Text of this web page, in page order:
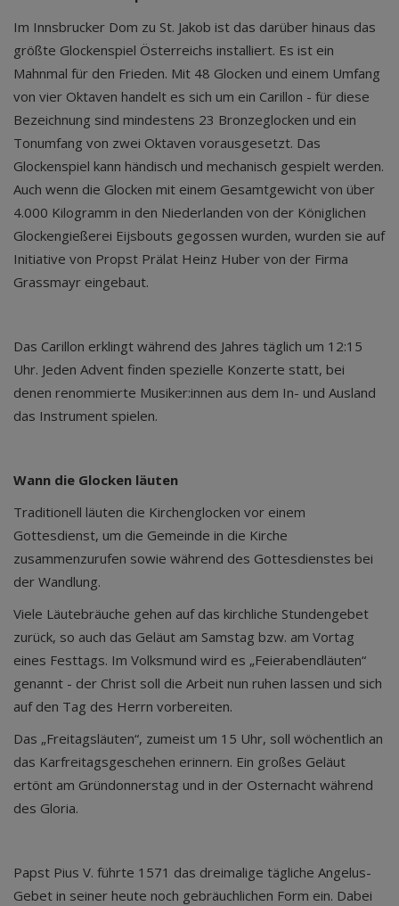
Im Innsbrucker Dom zu St. Jakob ist das darüber hinaus das
größte Glockenspiel Österreichs installiert. Es ist ein
Mahnmal für den Frieden. Mit 48 Glocken und einem Umfang
von vier Oktaven handelt es sich um ein Carillon - für diese
Bezeichnung sind mindestens 23 Bronzeglocken und ein
Tonumfang von zwei Oktaven vorausgesetzt. Das
Glockenspiel kann händisch und mechanisch gespielt werden.
Auch wenn die Glocken mit einem Gesamtgewicht von über
4.000 Kilogramm in den Niederlanden von der Königlichen
Glockengießerei Eijsbouts gegossen wurden, wurden sie auf
Initiative von Propst Prälat Heinz Huber von der Firma
Grassmayr eingebaut.
Das Carillon erklingt während des Jahres täglich um 12:15
Uhr. Jeden Advent finden spezielle Konzerte statt, bei
denen renommierte Musiker:innen aus dem In­- und Ausland
das Instrument spielen.
Wann die Glocken läuten
Traditionell läuten die Kirchenglocken vor einem
Gottesdienst, um die Gemeinde in die Kirche
zusammenzurufen sowie während des Gottesdienstes bei
der Wandlung.
Viele Läutebräuche gehen auf das kirchliche Stundengebet
zurück, so auch das Geläut am Samstag bzw. am Vortag
eines Festtags. Im Volksmund wird es „Feierabendläuten“
genannt - der Christ soll die Arbeit nun ruhen lassen und sich
auf den Tag des Herrn vorbereiten.
Das „Freitagsläuten“, zumeist um 15 Uhr, soll wöchentlich an
das Karfreitagsgeschehen erinnern. Ein großes Geläut
ertönt am Gründonnerstag und in der Osternacht während
des Gloria.
Papst Pius V. führte 1571 das dreimalige tägliche Angelus-
Gebet in seiner heute noch gebräuchlichen Form ein. Dabei